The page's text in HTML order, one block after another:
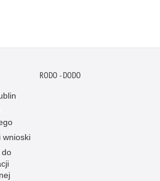
wnioski
do
RODO - DODO